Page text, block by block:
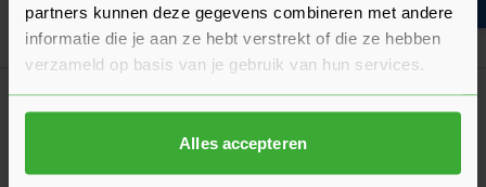
partners kunnen deze gegevens combineren met andere
informatie die je aan ze hebt verstrekt of die ze hebben
verzameld op basis van je gebruik van hun services.
Alles accepteren
Laatst gewijzigd: Februari 2026
Leestijd: 2 minuten
Lees
Klantrecensies
Hier lees je de ervaringen van andere klanten met dit
product. Hun feedback helpt je om een goed beeld te krijgen
van de kwaliteit en het gebruiksgemak.